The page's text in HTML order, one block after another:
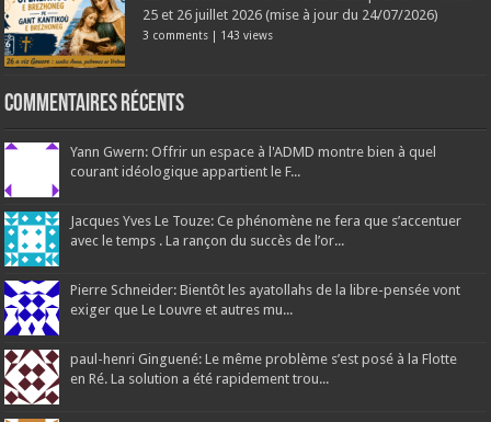
25 et 26 juillet 2026 (mise à jour du 24/07/2026)
3 comments | 143 views
Commentaires récents
Yann Gwern: Offrir un espace à l'ADMD montre bien à quel
courant idéologique appartient le F...
Jacques Yves Le Touze: Ce phénomène ne fera que s’accentuer
avec le temps . La rançon du succès de l’or...
Pierre Schneider: Bientôt les ayatollahs de la libre-pensée vont
exiger que Le Louvre et autres mu...
paul-henri Ginguené: Le même problème s’est posé à la Flotte
en Ré. La solution a été rapidement trou...